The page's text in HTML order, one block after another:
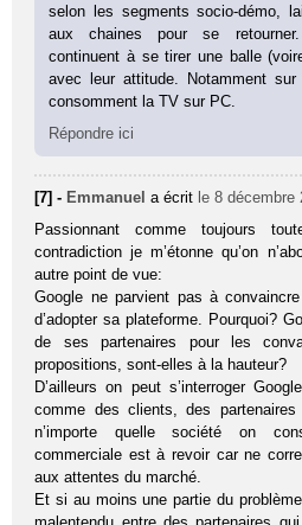
selon les segments socio-démo,
aux chaines pour se retourner.
continuent à se tirer une balle
avec leur attitude. Notamment
consomment la TV sur PC.
Répondre ici
[7] - Emmanuel a écrit le 8 décembre
Passionnant comme toujours
contradiction je m’étonne qu’on
autre point de vue:
Google ne parvient pas à
d’adopter sa plateforme. Pourquoi?
de ses partenaires pour les
propositions, sont-elles à la hauteur?
D’ailleurs on peut s’interroger
comme des clients, des
n’importe quelle société on
commerciale est à revoir car ne
aux attentes du marché.
Et si au moins une partie du